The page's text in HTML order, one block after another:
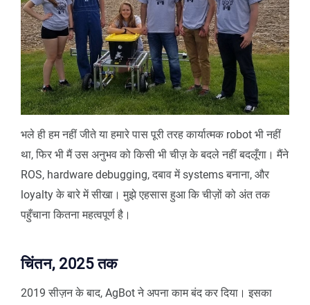
भले ही हम नहीं जीते या हमारे पास पूरी तरह कार्यात्मक robot भी नहीं
था, फिर भी मैं उस अनुभव को किसी भी चीज़ के बदले नहीं बदलूँगा। मैंने
ROS, hardware debugging, दबाव में systems बनाना, और
loyalty के बारे में सीखा। मुझे एहसास हुआ कि चीज़ों को अंत तक
पहुँचाना कितना महत्वपूर्ण है।
चिंतन, 2025 तक
2019 सीज़न के बाद, AgBot ने अपना काम बंद कर दिया। इसका